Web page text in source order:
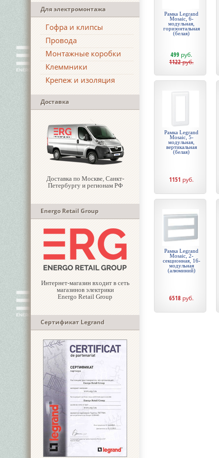
Для электромонтажа
Гофра и клипсы
Провода
Монтажные коробки
Клеммники
Крепеж и изоляция
Доставка
Доставка по Москве, Санкт-
Петербургу и регионам РФ
Energo Retail Group
Интернет-магазин входит в сеть
магазинов электрики
Energo Retail Group
Сертификат Legrand
Рамка Legrand
Mosaic, 6-
модульная,
горизонтальная
(белая)
499 руб.
1122руб.
Рамка Legrand
Mosaic, 5-
модульная,
вертикальная
(белая)
1151 руб.
Рамка Legrand
Mosaic, 2-
секционная, 16-
модульная
(алюминий)
6518 руб.